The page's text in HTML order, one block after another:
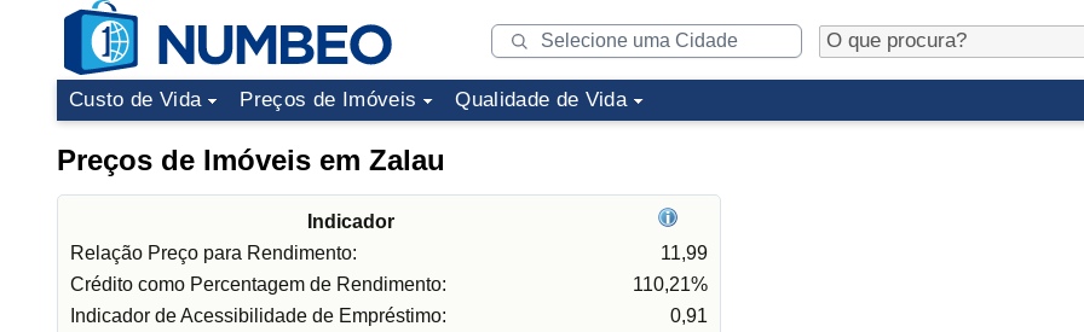
Custo de Vida Preços de Imóveis Qualidade de Vida
Preços de Imóveis em Zalau
Indicador
Relação Preço para Rendimento:
11,99
Crédito como Percentagem de Rendimento:
110,21%
Indicador de Acessibilidade de Empréstimo:
0,91